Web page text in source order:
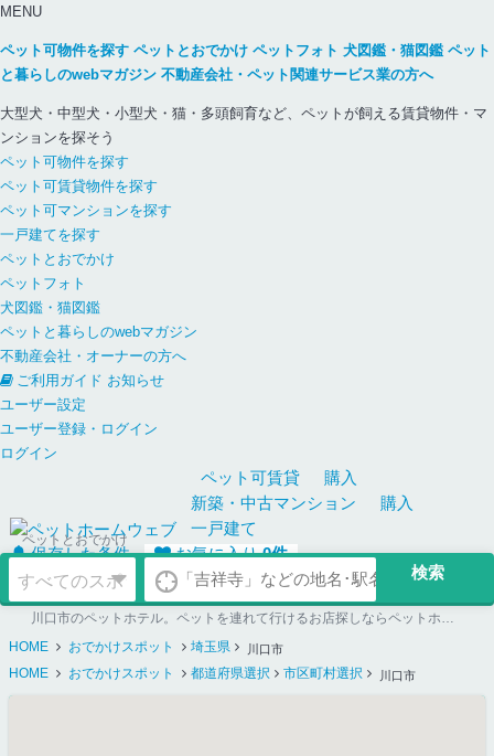
MENU
ペット可物件を探す ペットとおでかけ ペットフォト 犬図鑑・猫図鑑 ペット
と暮らしのwebマガジン 不動産会社・ペット関連サービス業の方へ
大型犬・中型犬・小型犬・猫・多頭飼育など、ペットが飼える賃貸物件・マ
ンションを探そう
ペット可物件を探す
ペット可賃貸物件を探す
ペット可マンションを探す
一戸建てを探す
ペットとおでかけ
ペットフォト
犬図鑑・猫図鑑
ペットと暮らしのwebマガジン
不動産会社・オーナーの方へ
ご利用ガイド お知らせ
ユーザー設定
ユーザー登録・ログイン
ログイン
ペット可賃貸
購入
新築・中古マンション
購入
一戸建て
保存した条件
お気に入り0件
ペットとおでかけ
川口市のペットホテル。ペットを連れて行けるお店探しならペットホームウェブ
HOME
おでかけスポット 埼玉県 川口市
HOME おでかけスポット 都道府県選択 市区町村選択 川口市